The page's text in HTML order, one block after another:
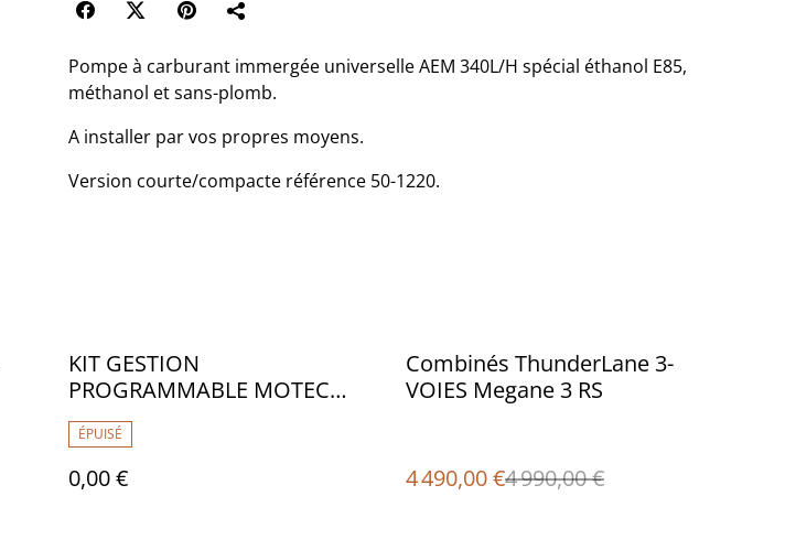
Pompe à carburant immergée universelle AEM 340L/H spécial éthanol E85,
méthanol et sans-plomb.
A installer par vos propres moyens.
Version courte/compacte référence 50-1220.
KIT GESTION
PROGRAMMABLE MOTEC
MEGANE 3 RS
ÉPUISÉ
0,00 €
%
Combinés ThunderLane 3-
VOIES Megane 3 RS
4 490,00 €4 990,00 €